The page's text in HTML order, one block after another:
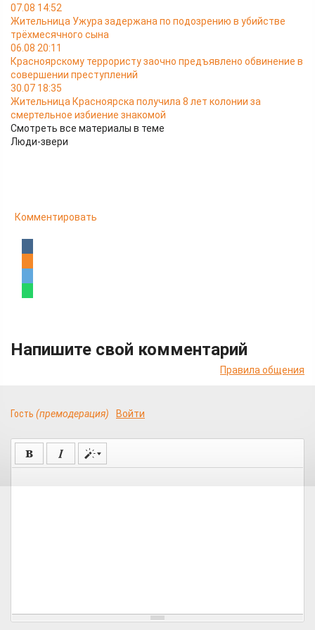
07.08 14:52
Жительница Ужура задержана по подозрению в убийстве
трёхмесячного сына
06.08 20:11
Красноярскому террористу заочно предъявлено обвинение в
совершении преступлений
30.07 18:35
Жительница Красноярска получила 8 лет колонии за
смертельное избиение знакомой
Смотреть все материалы в теме
Люди-звери
Комментировать
Напишите свой комментарий
Правила общения
Гость (премодерация) Войти